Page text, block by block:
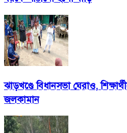
ঝাড়খণ্ডে বিধানসভা ঘেরাও,
জলকামান